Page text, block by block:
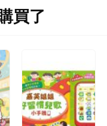
每個角落？
買了